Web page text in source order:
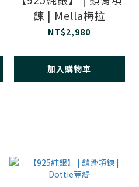
鍊 | Mella梅拉
NT$2,980
加入購物車